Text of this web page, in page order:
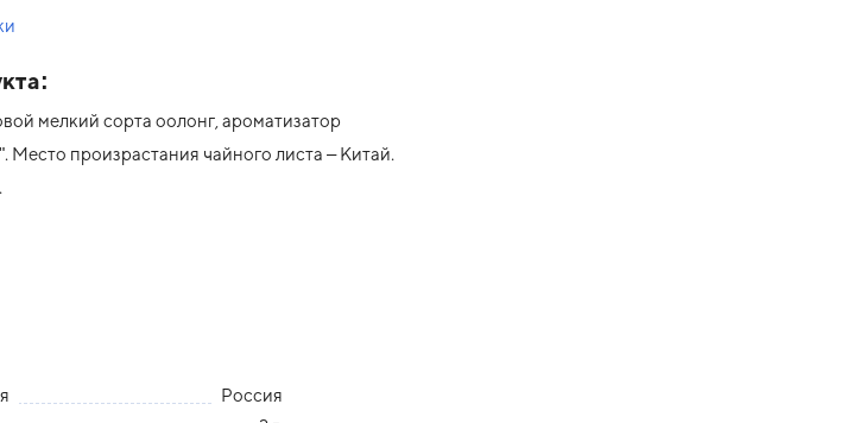
мелкий сорта оолонг, ароматизатор
произрастания чайного листа – Китай.
Россия